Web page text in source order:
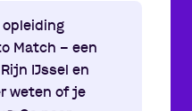
opleiding
Match – een
IJssel en
weten of je